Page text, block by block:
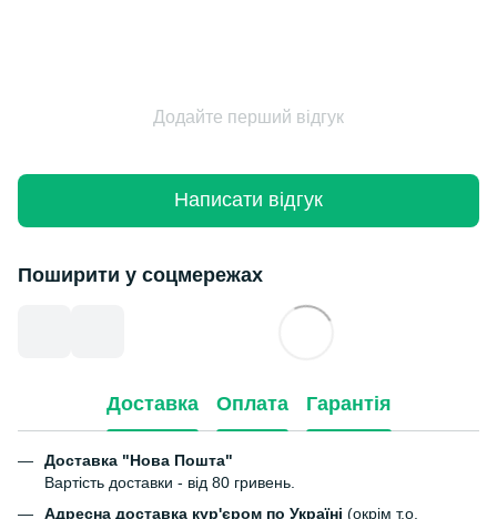
Додайте перший відгук
Написати відгук
Поширити у соцмережах
Доставка Оплата Гарантія
Доставка "Нова Пошта"
Вартість доставки - від 80 гривень.
Адресна доставка кур'єром по Україні (окрім т.о.